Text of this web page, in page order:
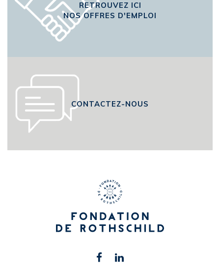
RETROUVEZ ICI
NOS OFFRES D'EMPLOI
CONTACTEZ-NOUS
FacebookLinkedin